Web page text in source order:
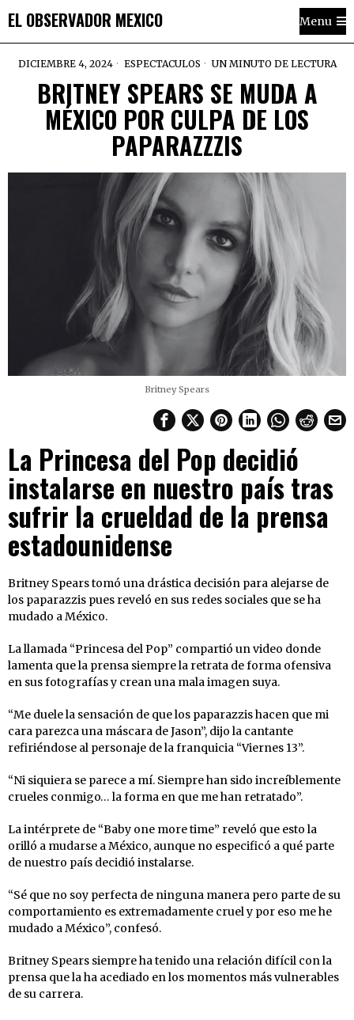
EL OBSERVADOR MEXICO Menu
DICIEMBRE 4, 2024 ESPECTACULOS UN MINUTO DE LECTURA
BRITNEY SPEARS SE MUDA A
MÉXICO POR CULPA DE LOS
PAPARAZZZIS
Britney Spears
La Princesa del Pop decidió
instalarse en nuestro país tras
sufrir la crueldad de la prensa
estadounidense
Britney Spears tomó una drástica decisión para alejarse de
los paparazzis pues reveló en sus redes sociales que se ha
mudado a México.
La llamada “Princesa del Pop” compartió un video donde
lamenta que la prensa siempre la retrata de forma ofensiva
en sus fotografías y crean una mala imagen suya.
“Me duele la sensación de que los paparazzis hacen que mi
cara parezca una máscara de Jason”, dijo la cantante
refiriéndose al personaje de la franquicia “Viernes 13”.
“Ni siquiera se parece a mí. Siempre han sido increíblemente
crueles conmigo… la forma en que me han retratado”.
La intérprete de “Baby one more time” reveló que esto la
orilló a mudarse a México, aunque no especificó a qué parte
de nuestro país decidió instalarse.
“Sé que no soy perfecta de ninguna manera pero parte de su
comportamiento es extremadamente cruel y por eso me he
mudado a México”, confesó.
Britney Spears siempre ha tenido una relación difícil con la
prensa que la ha acediado en los momentos más vulnerables
de su carrera.